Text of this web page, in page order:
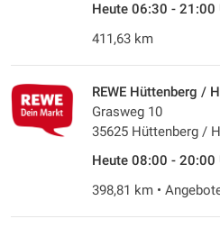
Heute 06:30 - 21:00
411,63 km
REWE Hüttenberg /
Grasweg 10
35625 Hüttenberg /
Heute 08:00 - 20:00
398,81 km •